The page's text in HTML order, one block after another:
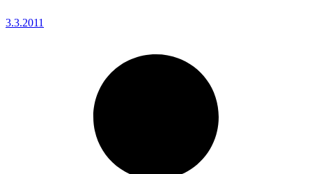
3.3.2011